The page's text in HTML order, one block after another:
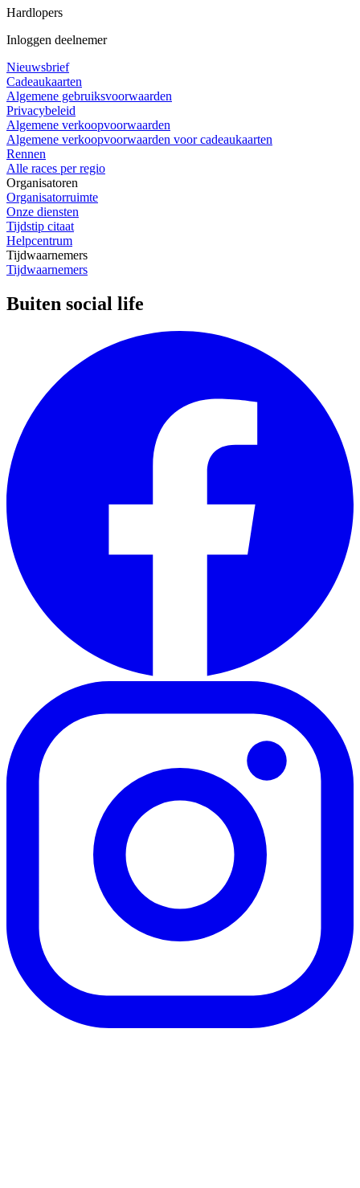
Hardlopers
Inloggen deelnemer
Nieuwsbrief
Cadeaukaarten
Algemene gebruiksvoorwaarden
Privacybeleid
Algemene verkoopvoorwaarden
Algemene verkoopvoorwaarden voor cadeaukaarten
Rennen
Alle races per regio
Organisatoren
Organisatorruimte
Onze diensten
Tijdstip citaat
Helpcentrum
Tijdwaarnemers
Tijdwaarnemers
Buiten social life